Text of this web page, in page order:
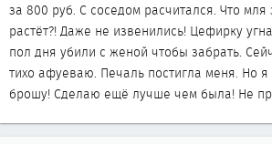
за 800 руб. С соседом расчитался. Что мля
растёт?! Даже не извенились! Цефирку
пол дня убили с женой чтобы забрать.
тихо афуеваю. Печаль постигла меня. Но
брошу! Сделаю ещё лучше чем была! Не